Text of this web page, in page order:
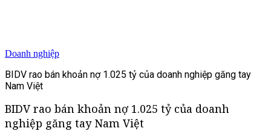
Doanh nghiệp
BIDV rao bán khoản nợ 1.025 tỷ của doanh nghiệp găng tay
Nam Việt
BIDV rao bán khoản nợ 1.025 tỷ của doanh
nghiệp găng tay Nam Việt